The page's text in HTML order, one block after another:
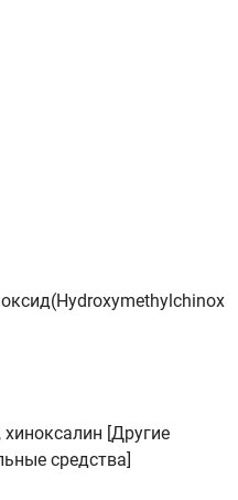
[Другие
средства]